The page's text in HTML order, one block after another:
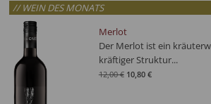
// WEIN DES MONATS
Merlot
Der Merlot ist ein
kräftiger Struktur...
12,00 € 10,80 €